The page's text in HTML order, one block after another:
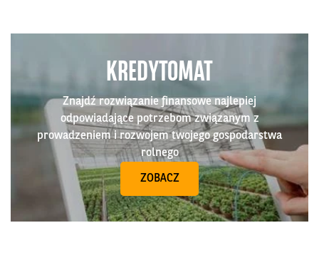
KREDYTOMAT
Znajdź rozwiązanie finansowe najlepiej
odpowiadające potrzebom związanym z
prowadzeniem i rozwojem twojego gospodarstwa
rolnego
ZOBACZ